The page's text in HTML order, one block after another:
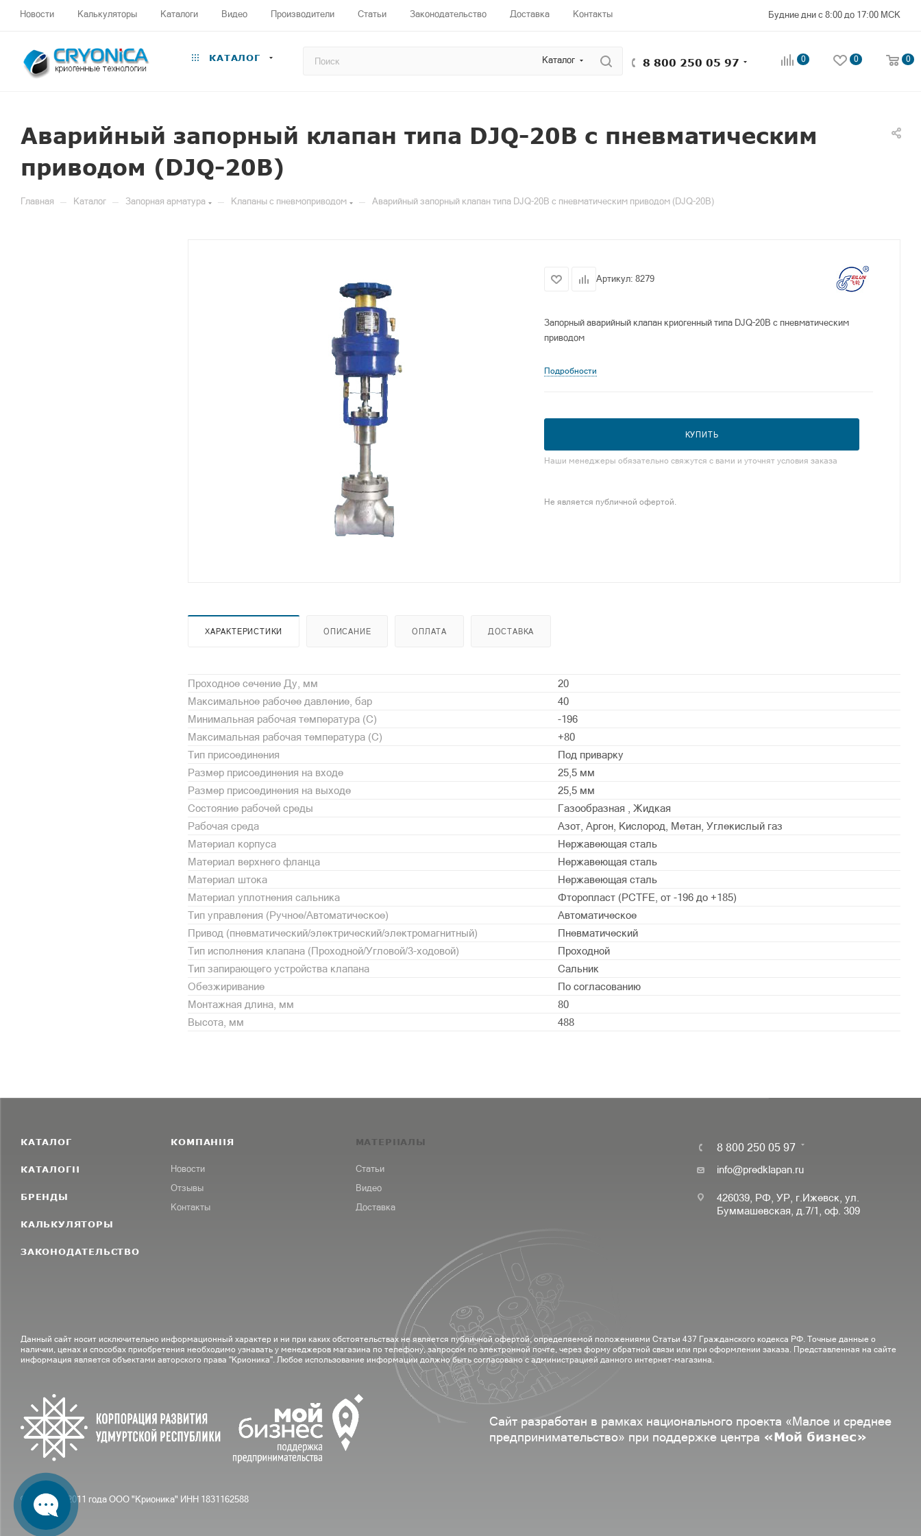
Новости Калькуляторы Каталоги Видео Производители Статьи Законодательство Доставка Контакты Будние дни с 8:00 до 17:00 МСК
КАТАЛОГ Каталог 8 800 250 05 97 0 0 0
Аварийный запорный клапан типа DJQ-20B с пневматическим
приводом (DJQ-20B)
Главная — Каталог — Запорная арматура — Клапаны с пневмоприводом — Аварийный запорный клапан типа DJQ-20B с пневматическим приводом (DJQ-20B)
Артикул: 8279
Запорный аварийный клапан криогенный типа DJQ-20B с пневматическим
приводом
Подробности
КУПИТЬ
Наши менеджеры обязательно свяжутся с вами и уточнят условия заказа
Не является публичной офертой.
ХАРАКТЕРИСТИКИ ОПИСАНИЕ ОПЛАТА ДОСТАВКА
Проходное сечение Ду, мм
20
Максимальное рабочее давление, бар
40
Минимальная рабочая температура (С)
-196
Максимальная рабочая температура (С)
+80
Тип присоединения
Под приварку
Размер присоединения на входе
25,5 мм
Размер присоединения на выходе
25,5 мм
Состояние рабочей среды
Газообразная , Жидкая
Рабочая среда
Азот, Аргон, Кислород, Метан, Углекислый газ
Материал корпуса
Нержавеющая сталь
Материал верхнего фланца
Нержавеющая сталь
Материал штока
Нержавеющая сталь
Материал уплотнения сальника
Фторопласт (PСTFE, от -196 до +185)
Тип управления (Ручное/Автоматическое)
Автоматическое
Привод (пневматический/электрический/электромагнитный)
Пневматический
Тип исполнения клапана (Проходной/Угловой/3-ходовой)
Проходной
Тип запирающего устройства клапана
Сальник
Обезжиривание
По согласованию
Монтажная длина, мм
80
Высота, мм
488
КАТАЛОГ
КАТАЛОГИ
БРЕНДЫ
КАЛЬКУЛЯТОРЫ
ЗАКОНОДАТЕЛЬСТВО
КОМПАНИЯ
Новости
Отзывы
Контакты
МАТЕРИАЛЫ
Статьи
Видео
Доставка
8 800 250 05 97
info@predklapan.ru
426039, РФ, УР, г.Ижевск, ул.
Буммашевская, д.7/1, оф. 309
Данный сайт носит исключительно информационный характер и ни при каких обстоятельствах не является публичной офертой, определяемой положениями Статьи 437 Гражданского кодекса РФ. Точные данные о
наличии, ценах и способах приобретения необходимо узнавать у менеджеров магазина по телефону, запросом по электронной почте, через форму обратной связи или при оформлении заказа. Представленная на сайте
информация является объектами авторского права "Крионика". Любое использование информации должно быть согласовано с администрацией данного интернет-магазина.
Сайт разработан в рамках национального проекта «Малое и среднее
предпринимательство» при поддержке центра «Мой бизнес»
© С вами с 2011 года ООО "Крионика" ИНН 1831162588